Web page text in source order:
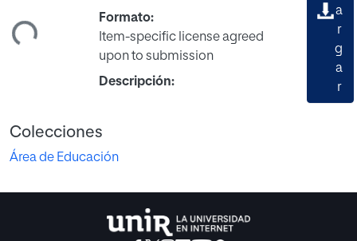
Formato:
Item-specific license agreed
upon to submission
Descripción:
a
r
g
a
r
Colecciones
Área de Educación